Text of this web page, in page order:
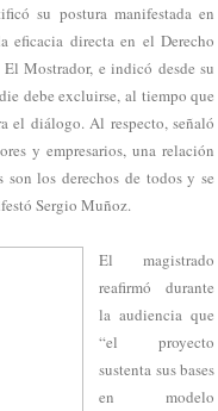
su postura manifestada en
eficacia directa en el Derecho
Mostrador, e indicó desde su
debe excluirse, al tiempo que
el diálogo. Al respecto, señaló
y empresarios, una relación
son los derechos de todos y se
Sergio Muñoz.
El magistrado
reafirmó durante
la audiencia que
“el proyecto
sustenta sus bases
en modelo